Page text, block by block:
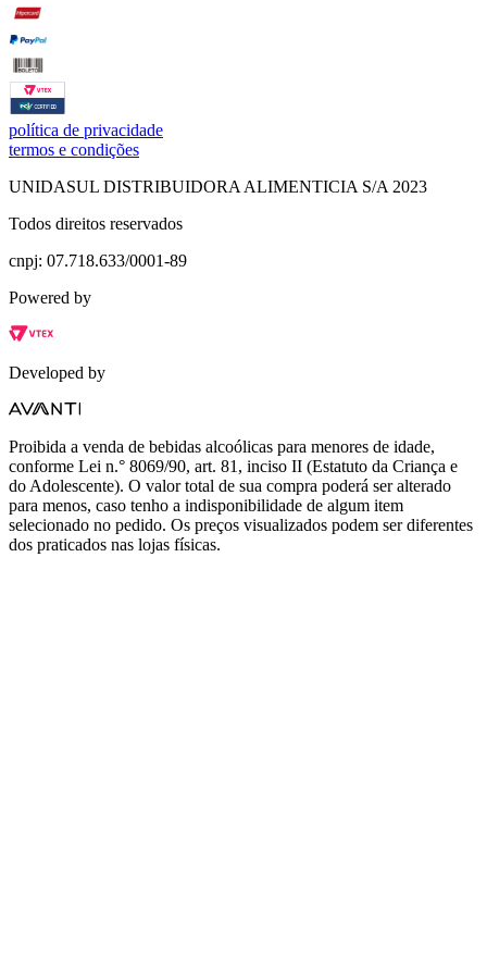
política de privacidade
termos e condições
UNIDASUL DISTRIBUIDORA ALIMENTICIA S/A 2023
Todos direitos reservados
cnpj: 07.718.633/0001-89
Powered by
Developed by
Proibida a venda de bebidas alcoólicas para menores de idade,
conforme Lei n.° 8069/90, art. 81, inciso II (Estatuto da Criança e
do Adolescente). O valor total de sua compra poderá ser alterado
para menos, caso tenho a indisponibilidade de algum item
selecionado no pedido. Os preços visualizados podem ser diferentes
dos praticados nas lojas físicas.